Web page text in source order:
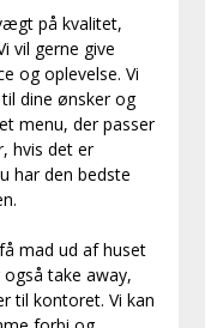
på kvalitet,
vil gerne give
og oplevelse. Vi
dine ønsker og
menu, der passer
hvis det er
har den bedste
mad ud af huset
take away,
til kontoret. Vi kan